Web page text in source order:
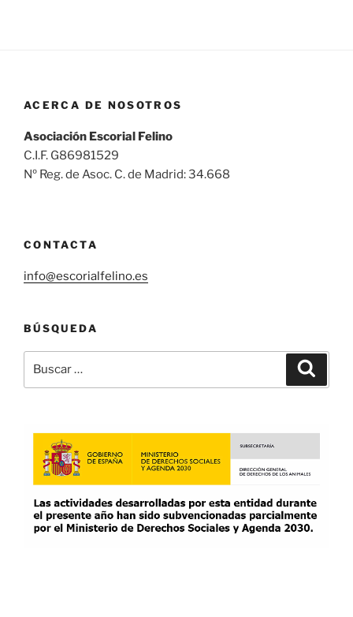
ACERCA DE NOSOTROS
Asociación Escorial Felino
C.I.F. G86981529
Nº Reg. de Asoc. C. de Madrid: 34.668
CONTACTA
info@escorialfelino.es
BÚSQUEDA
por: